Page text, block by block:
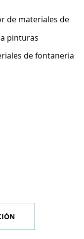
de materiales de
pinturas
de fontaneria